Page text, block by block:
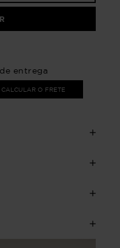
entrega
CALCULAR O FRETE